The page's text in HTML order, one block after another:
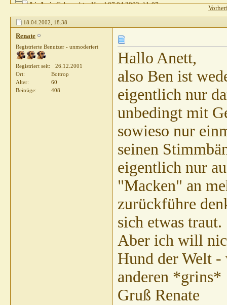
LiaJosie Gebrauchter Hund07.04.2002,11:07
Renate "Gebrauchter Hund"18.04.2002,07:22
Sparky Hallo Renate Ich denke die...18.04.2002,11:41
Renate
Hallo Anett, also Ben ist...18.04.2002,
Claudia V. Pro und Contra... 19.04.2002,19:46
Renate
Hallo Claudia, Ben ist ca....19.04.2002, 20:23
Claudia V. Hallo Renate, wir "warten"...20.04.2002,
11:07
Hallo Claudia, wir sind zum...
Hallo an Alle! Besonders an...25.04.2002,10:59
Hi Claudia, hat sich bei... 01.05.2002, 18:00
05.05.2002,18:14
Hi Claudia, wie seid ihr an...05.05.2002, 20:05
18.04.2002, 18:38
Renate
Registrierte Benutzer - unmoderiert
Registriert seit
26.12.2001
Ort
Bottrop
Alter
60
Beiträge
408
Hallo Anett,
also Ben ist
eigentlich nur
unbedingt mit
sowieso nur
seinen
eigentlich nur
"Macken" an
zurückführe
sich etwas traut.
Aber ich will
Hund der Welt -
anderen *grins*
Gruß Renate